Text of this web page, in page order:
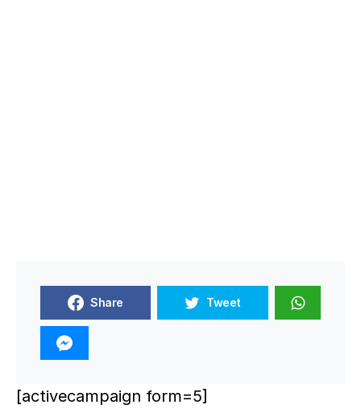
Share Tweet
[activecampaign form=5]